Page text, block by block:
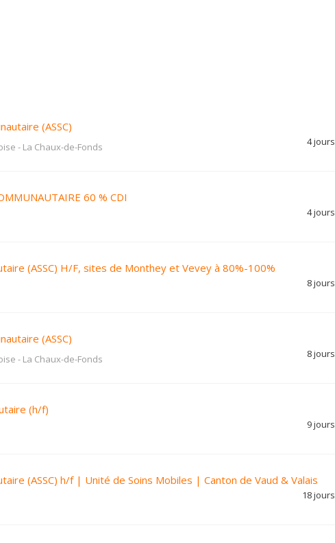
(ASSC)
- La Chaux-de-Fonds 4 jours
60 % CDI
4 jours
(ASSC) H/F, sites de Monthey et Vevey à 80%-100%
8 jours
(ASSC)
- La Chaux-de-Fonds 8 jours
(h/f)
9 jours
(ASSC) h/f | Unité de Soins Mobiles | Canton de Vaud & Valais
18 jours